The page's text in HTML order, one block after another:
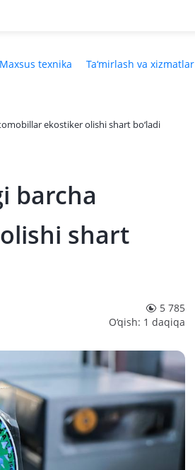
Maxsus texnika Ta‘mirlash va xizmatlar
ekostiker olishi shart bo‘ladi
barcha
shart
5 785
O‘qish: 1 daqiqa